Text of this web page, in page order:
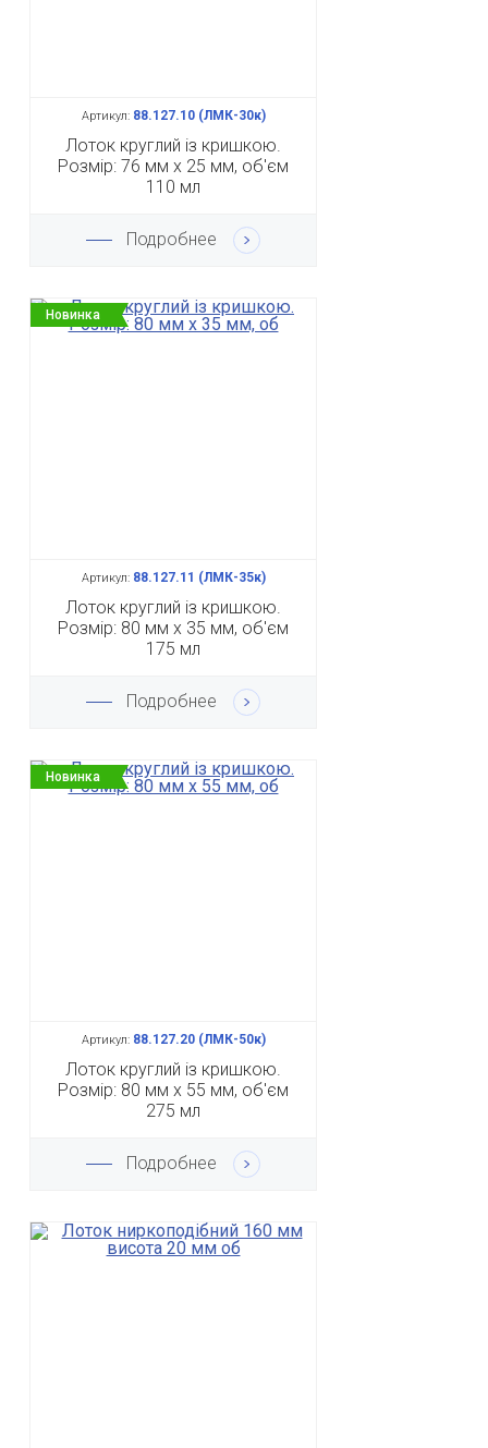
Артикул:88.127.10 (ЛМК-30к)
Лоток круглий із кришкою.
Розмір: 76 мм х 25 мм, об'єм
110 мл
Подробнее
Новинка
Артикул:88.127.11 (ЛМК-35к)
Лоток круглий із кришкою.
Розмір: 80 мм х 35 мм, об'єм
175 мл
Подробнее
Новинка
Артикул:88.127.20 (ЛМК-50к)
Лоток круглий із кришкою.
Розмір: 80 мм х 55 мм, об'єм
275 мл
Подробнее